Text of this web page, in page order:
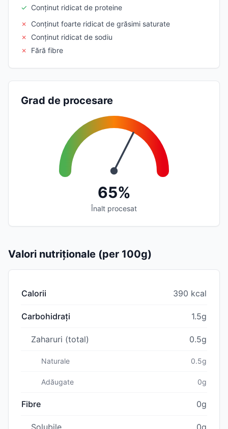
✓ Conținut ridicat de proteine
✗
Conținut foarte ridicat de grăsimi saturate
✗
Conținut ridicat de sodiu
✗
Fără fibre
Grad de procesare
65%
Înalt procesat
Valori nutriționale (per 100g)
Calorii 390 kcal
Carbohidrați 1.5g
Zaharuri (total) 0.5g
Naturale 0.5g
Adăugate 0g
Fibre 0g
Solubile 0g